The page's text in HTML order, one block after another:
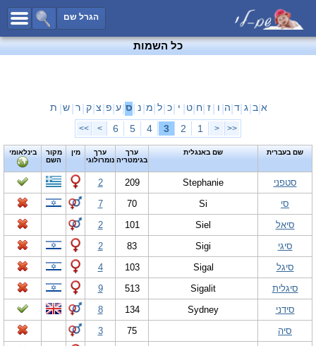
הגרל שם
כל השמות
שמות לבנים
שמות משותפים
שמות נדירים
קטגוריות
מפורסמיםחדש!
נומרולוגיה
הוסף שם
צור קשר
פייסבוק
כל השמות
א ב ג ד ה ו ז ח ט י כ ל מ נ ס ע פ צ ק ר ש ת
<<
<
1
2
3
4
5
6
>
>>
שם בעברית שם באנגלית
ערך
בגימטריה
ערך
נומרולוגי
מין
מקור
השם
בינלאומי
סטפני Stephanie
209
2
סי
Si
70
7
סיאל
Siel
101
2
סיגי
Sigi
83
2
סיגל
Sigal
103
4
סיגלית
Sigalit
513
9
סידני
Sydney
134
8
סיה
75
3